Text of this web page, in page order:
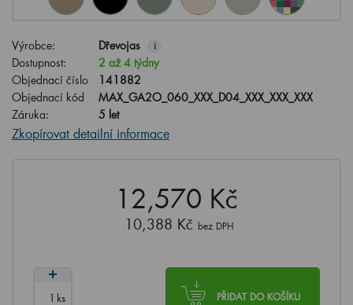
Výrobce: Dřevojas i
Dostupnost:
2 až 4 týdny
Objednací číslo
141882
Objednací kód
MAX_GA2O_060_XXX_D04_XXX_XXX_XXX
Záruka:
5 let
Zkopírovat detailní informace
12,570 Kč
10,388 Kč bez DPH
PŘIDAT DO KOŠÍKU
ks